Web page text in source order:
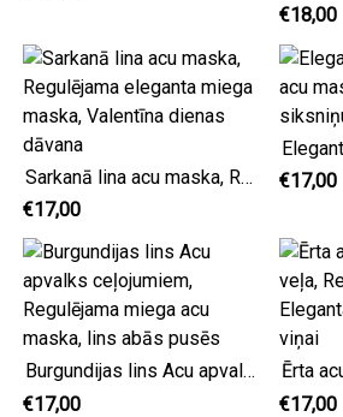
€18,00
Sarkanā lina acu maska, Regulējama eleganta miega maska, Valentīna dienas dāvana
€17,00
€17,00
Burgundijas lins Acu apvalks ceļojumiem, Regulējama miega acu maska, lins abās pusēs
€17,00
€17,00